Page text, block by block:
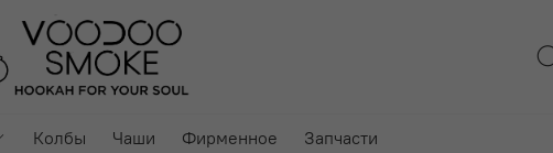
Колбы Чаши Фирменное
Запчасти